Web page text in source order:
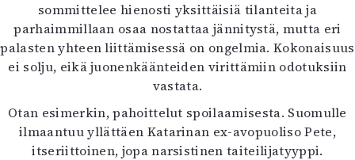
sommittelee hienosti yksittäisiä tilanteita ja
parhaimmillaan osaa nostattaa jännitystä, mutta eri
palasten yhteen liittämisessä on ongelmia. Kokonaisuus
ei solju, eikä juonenkäänteiden virittämiin odotuksiin
vastata.
Otan esimerkin, pahoittelut spoilaamisesta. Suomulle
ilmaantuu yllättäen Katarinan ex-avopuoliso Pete,
itseriittoinen, jopa narsistinen taiteilijatyyppi.